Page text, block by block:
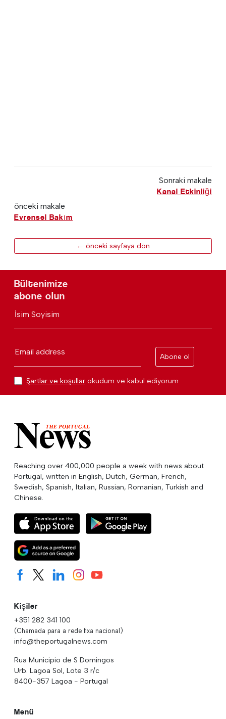
Sonraki makale
Kanal Etkinliği
önceki makale
Evrensel Bakım
← önceki sayfaya dön
Bültenimize
abone olun
İsim Soyisim
Email address
Abone ol
Şartlar ve koşullar okudum ve kabul ediyorum
Reaching over 400,000 people a week with news about
Portugal, written in English, Dutch, German, French,
Swedish, Spanish, Italian, Russian, Romanian, Turkish and
Chinese.
Kişiler
+351 282 341 100
(Chamada para a rede fixa nacional)
info@theportugalnews.com
Rua Municipio de S Domingos
Urb. Lagoa Sol, Lote 3 r/c
8400-357 Lagoa - Portugal
Menü